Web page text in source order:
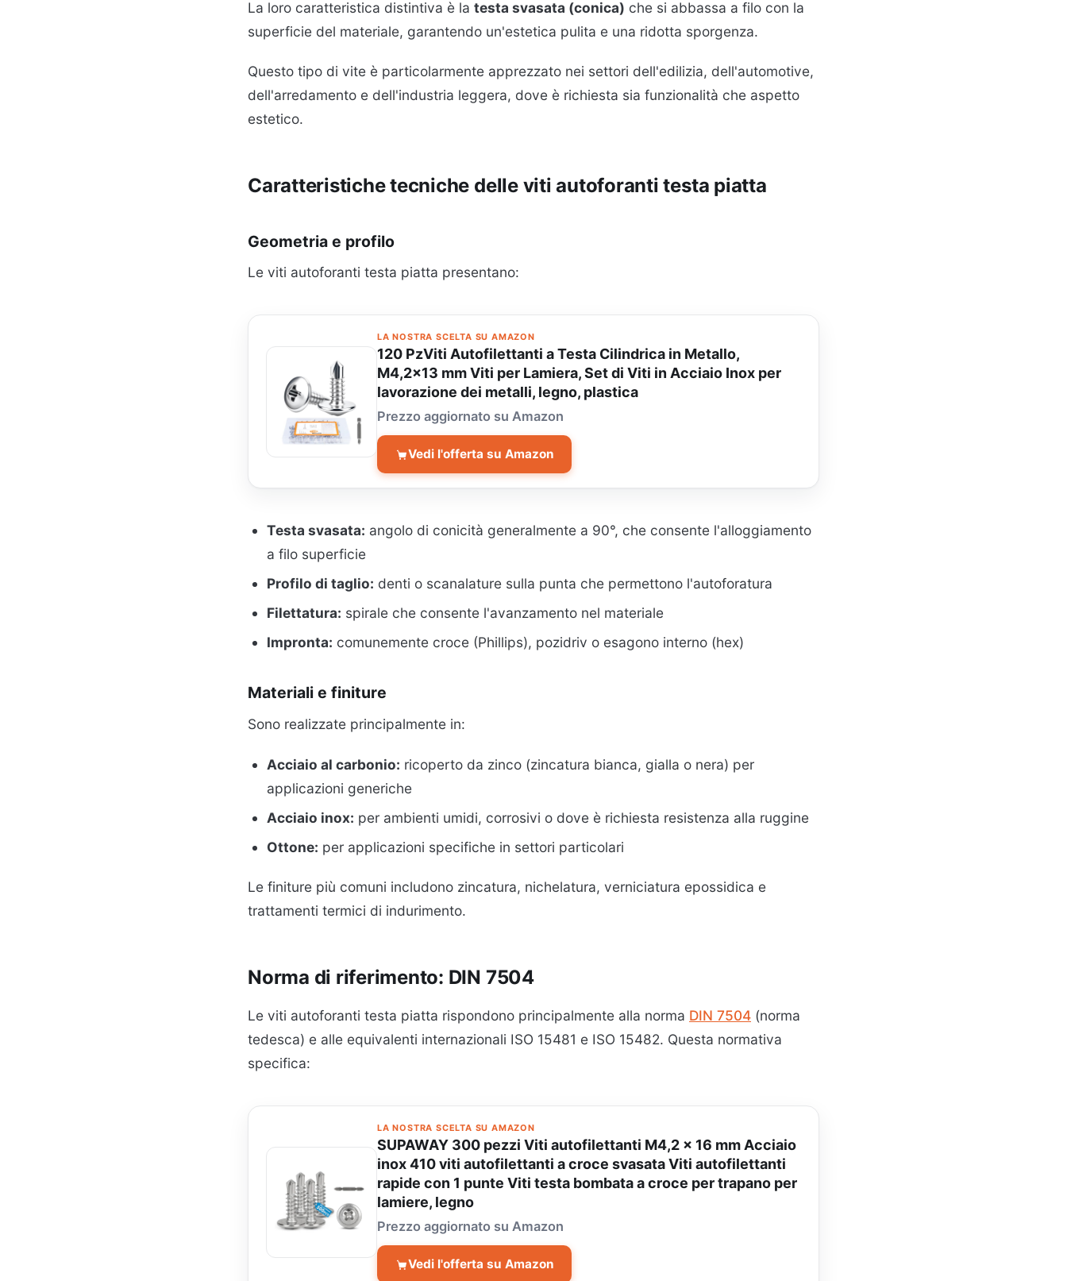
La loro caratteristica distintiva è la testa svasata (conica) che si abbassa a filo con la
superficie del materiale, garantendo un'estetica pulita e una ridotta sporgenza.
Questo tipo di vite è particolarmente apprezzato nei settori dell'edilizia, dell'automotive,
dell'arredamento e dell'industria leggera, dove è richiesta sia funzionalità che aspetto
estetico.
Caratteristiche tecniche delle viti autoforanti testa piatta
Geometria e profilo
Le viti autoforanti testa piatta presentano:
LA NOSTRA SCELTA SU AMAZON
120 PzViti Autofilettanti a Testa Cilindrica in Metallo,
M4,2x13 mm Viti per Lamiera, Set di Viti in Acciaio Inox per
lavorazione dei metalli, legno, plastica
Prezzo aggiornato su Amazon
Vedi l'offerta su Amazon
Testa svasata: angolo di conicità generalmente a 90°, che consente l'alloggiamento
a filo superficie
Profilo di taglio: denti o scanalature sulla punta che permettono l'autoforatura
Filettatura: spirale che consente l'avanzamento nel materiale
Impronta: comunemente croce (Phillips), pozidriv o esagono interno (hex)
Materiali e finiture
Sono realizzate principalmente in:
Acciaio al carbonio: ricoperto da zinco (zincatura bianca, gialla o nera) per
applicazioni generiche
Acciaio inox: per ambienti umidi, corrosivi o dove è richiesta resistenza alla ruggine
Ottone: per applicazioni specifiche in settori particolari
Le finiture più comuni includono zincatura, nichelatura, verniciatura epossidica e
trattamenti termici di indurimento.
Norma di riferimento: DIN 7504
Le viti autoforanti testa piatta rispondono principalmente alla norma DIN 7504 (norma
tedesca) e alle equivalenti internazionali ISO 15481 e ISO 15482. Questa normativa
specifica:
LA NOSTRA SCELTA SU AMAZON
SUPAWAY 300 pezzi Viti autofilettanti M4,2 x 16 mm Acciaio
inox 410 viti autofilettanti a croce svasata Viti autofilettanti
rapide con 1 punte Viti testa bombata a croce per trapano per
lamiere, legno
Prezzo aggiornato su Amazon
Vedi l'offerta su Amazon